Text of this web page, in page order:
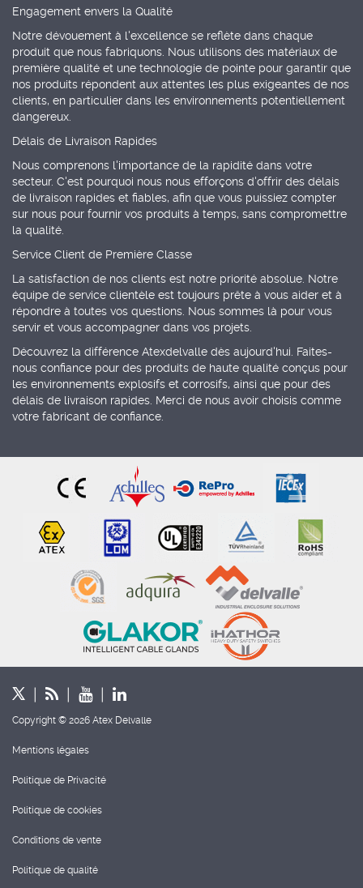
Engagement envers la Qualité
Notre dévouement à l'excellence se reflète dans chaque
produit que nous fabriquons. Nous utilisons des matériaux de
première qualité et une technologie de pointe pour garantir que
nos produits répondent aux attentes les plus exigeantes de nos
clients, en particulier dans les environnements potentiellement
dangereux.
Délais de Livraison Rapides
Nous comprenons l'importance de la rapidité dans votre
secteur. C'est pourquoi nous nous efforçons d'offrir des délais
de livraison rapides et fiables, afin que vous puissiez compter
sur nous pour fournir vos produits à temps, sans compromettre
la qualité.
Service Client de Première Classe
La satisfaction de nos clients est notre priorité absolue. Notre
équipe de service clientèle est toujours prête à vous aider et à
répondre à toutes vos questions. Nous sommes là pour vous
servir et vous accompagner dans vos projets.
Découvrez la différence Atexdelvalle dès aujourd'hui. Faites-
nous confiance pour des produits de haute qualité conçus pour
les environnements explosifs et corrosifs, ainsi que pour des
délais de livraison rapides. Merci de nous avoir choisis comme
votre fabricant de confiance.
Copyright © 2026 Atex Delvalle
Mentions légales
Politique de Privacité
Politique de cookies
Conditions de vente
Politique de qualité